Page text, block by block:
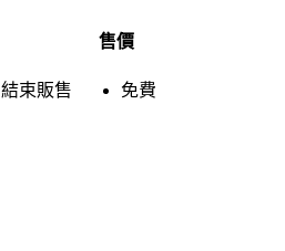
售價
結束販售 免費